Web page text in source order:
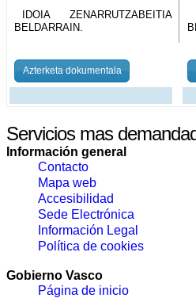
IDOIA ZENARRUTZABEITIA
BELDARRAIN.
Azterketa dokumentala
Servicios mas
Información general
Contacto
Mapa web
Accesibilidad
Sede Electrónica
Información Legal
Política de cookies
Gobierno Vasco
Página de inicio